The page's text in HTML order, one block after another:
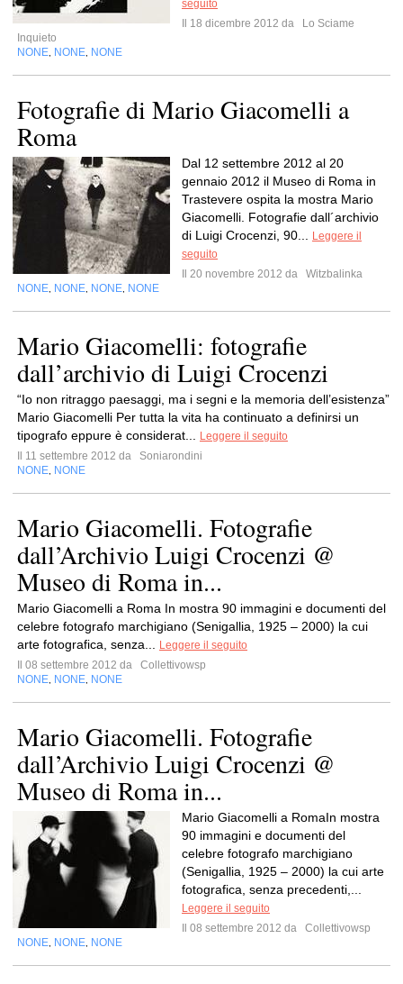
seguito
Il 18 dicembre 2012 da
Lo Sciame
Inquieto
NONE NONE NONE
Fotografie di Mario Giacomelli a
Roma
Dal 12 settembre 2012 al 20
gennaio 2012 il Museo di Roma in
Trastevere ospita la mostra Mario
Giacomelli. Fotografie dall´archivio
di Luigi Crocenzi, 90...
Leggere il
seguito
Il 20 novembre 2012 da
Witzbalinka
NONE NONE NONE NONE
Mario Giacomelli: fotografie
dall’archivio di Luigi Crocenzi
“Io non ritraggo paesaggi, ma i segni e la memoria dell’esistenza”
Mario Giacomelli Per tutta la vita ha continuato a definirsi un
tipografo eppure è considerat...
Leggere il seguito
Il 11 settembre 2012 da
Soniarondini
NONE NONE
Mario Giacomelli. Fotografie
dall’Archivio Luigi Crocenzi @
Museo di Roma in...
Mario Giacomelli a Roma In mostra 90 immagini e documenti del
celebre fotografo marchigiano (Senigallia, 1925 – 2000) la cui
arte fotografica, senza...
Leggere il seguito
Il 08 settembre 2012 da
Collettivowsp
NONE NONE NONE
Mario Giacomelli. Fotografie
dall’Archivio Luigi Crocenzi @
Museo di Roma in...
Mario Giacomelli a RomaIn mostra
90 immagini e documenti del
celebre fotografo marchigiano
(Senigallia, 1925 – 2000) la cui arte
fotografica, senza precedenti,...
Leggere il seguito
Il 08 settembre 2012 da
Collettivowsp
NONE NONE NONE